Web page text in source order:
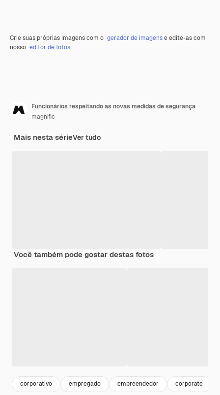
Crie suas próprias imagens com o gerador de imagense edite-as com
nosso editor de fotos.
Funcionários respeitando as novas medidas de segurança
magnific
Mais nesta sérieVer tudo
Você também pode gostar destas fotos
corporativo empregado empreendedor corporate